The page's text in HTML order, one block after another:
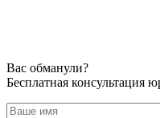
Вас обманули?
Бесплатная консультация